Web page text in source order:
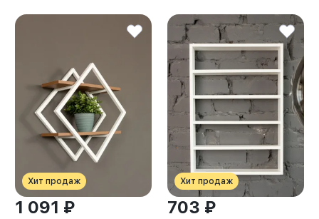
Хит продаж
1 091 ₽
Хит продаж
703 ₽